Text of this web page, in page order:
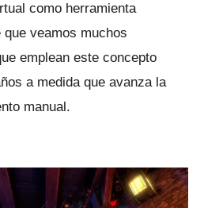
como herramienta
que veamos muchos
emplean este concepto
a medida que avanza la
manual.